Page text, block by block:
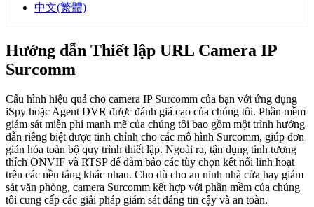
中文(繁體)
Hướng dẫn Thiết lập URL Camera IP
Surcomm
Cấu hình hiệu quả cho camera IP Surcomm của bạn với ứng dụng
iSpy hoặc Agent DVR được đánh giá cao của chúng tôi. Phần mềm
giám sát miễn phí mạnh mẽ của chúng tôi bao gồm một trình hướng
dẫn riêng biệt được tinh chỉnh cho các mô hình Surcomm, giúp đơn
giản hóa toàn bộ quy trình thiết lập. Ngoài ra, tận dụng tính tương
thích ONVIF và RTSP để đảm bảo các tùy chọn kết nối linh hoạt
trên các nền tảng khác nhau. Cho dù cho an ninh nhà cửa hay giám
sát văn phòng, camera Surcomm kết hợp với phần mềm của chúng
tôi cung cấp các giải pháp giám sát đáng tin cậy và an toàn.